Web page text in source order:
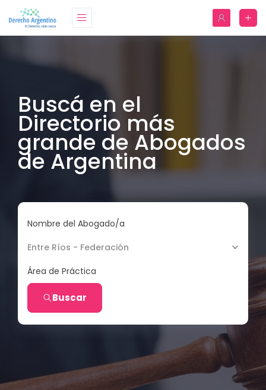
Buscá en el
Directorio más
grande de Abogados
de Argentina
Nombre del Abogado/a
Entre Ríos - Federación
Área de Práctica
Buscar